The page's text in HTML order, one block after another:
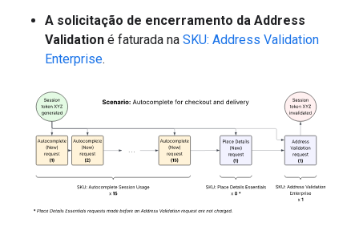
A solicitação de encerramento da Address
Validation é faturada na SKU: Address Validation
Enterprise.